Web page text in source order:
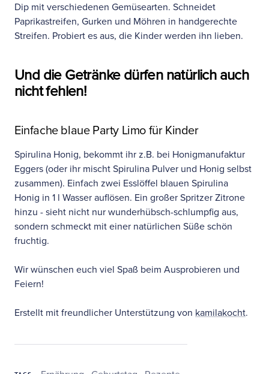
Dip mit verschiedenen Gemüsearten. Schneidet
Paprikastreifen, Gurken und Möhren in handgerechte
Streifen. Probiert es aus, die Kinder werden ihn lieben.
Und die Getränke dürfen natürlich auch
nicht fehlen!
Einfache blaue Party Limo für Kinder
Spirulina Honig, bekommt ihr z.B. bei Honigmanufaktur
Eggers (oder ihr mischt Spirulina Pulver und Honig selbst
zusammen). Einfach zwei Esslöffel blauen Spirulina
Honig in 1 l Wasser auflösen. Ein großer Spritzer Zitrone
hinzu - sieht nicht nur wunderhübsch-schlumpfig aus,
sondern schmeckt mit einer natürlichen Süße schön
fruchtig.
Wir wünschen euch viel Spaß beim Ausprobieren und
Feiern!
Erstellt mit freundlicher Unterstützung von kamilakocht.